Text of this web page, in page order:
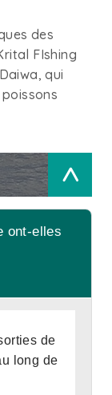
des
FIshing
qui
>
ont-elles
de
long de